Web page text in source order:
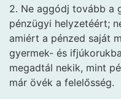
2. Ne aggódj tovább a
pénzügyi helyzetéért;
amiért a pénzed saját
gyermek- és
megadtál nekik, mint
már övék a felelősség.